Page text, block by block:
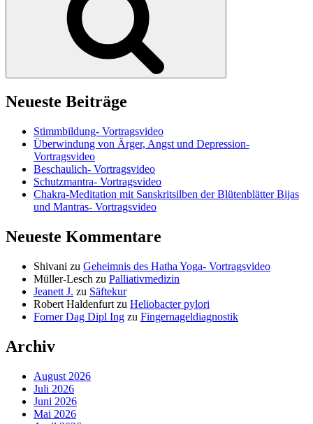
Neueste Beiträge
Stimmbildung- Vortragsvideo
Überwindung von Ärger, Angst und Depression-
Vortragsvideo
Beschaulich- Vortragsvideo
Schutzmantra- Vortragsvideo
Chakra-Meditation mit Sanskritsilben der Blütenblätter Bijas
und Mantras- Vortragsvideo
Neueste Kommentare
Shivani zu Geheimnis des Hatha Yoga- Vortragsvideo
Müller-Lesch zu Palliativmedizin
Jeanett J. zu Säftekur
Robert Haldenfurt zu Heliobacter pylori
Forner Dag Dipl Ing zu Fingernageldiagnostik
Archiv
August 2026
Juli 2026
Juni 2026
Mai 2026